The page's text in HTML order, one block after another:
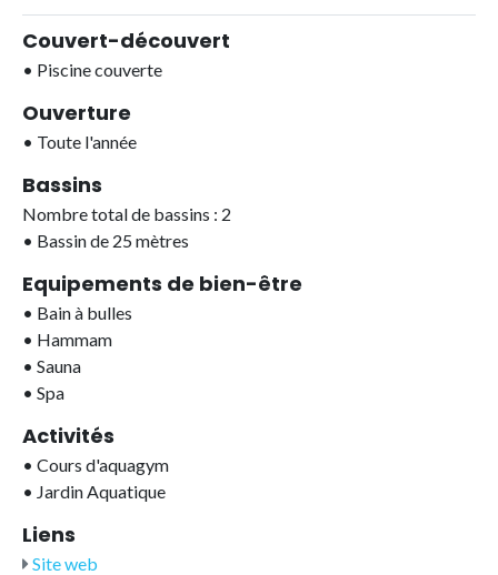
Couvert-découvert
• Piscine couverte
Ouverture
• Toute l'année
Bassins
Nombre total de bassins : 2
• Bassin de 25 mètres
Equipements de bien-être
• Bain à bulles
• Hammam
• Sauna
• Spa
Activités
• Cours d'aquagym
• Jardin Aquatique
Liens
Site web